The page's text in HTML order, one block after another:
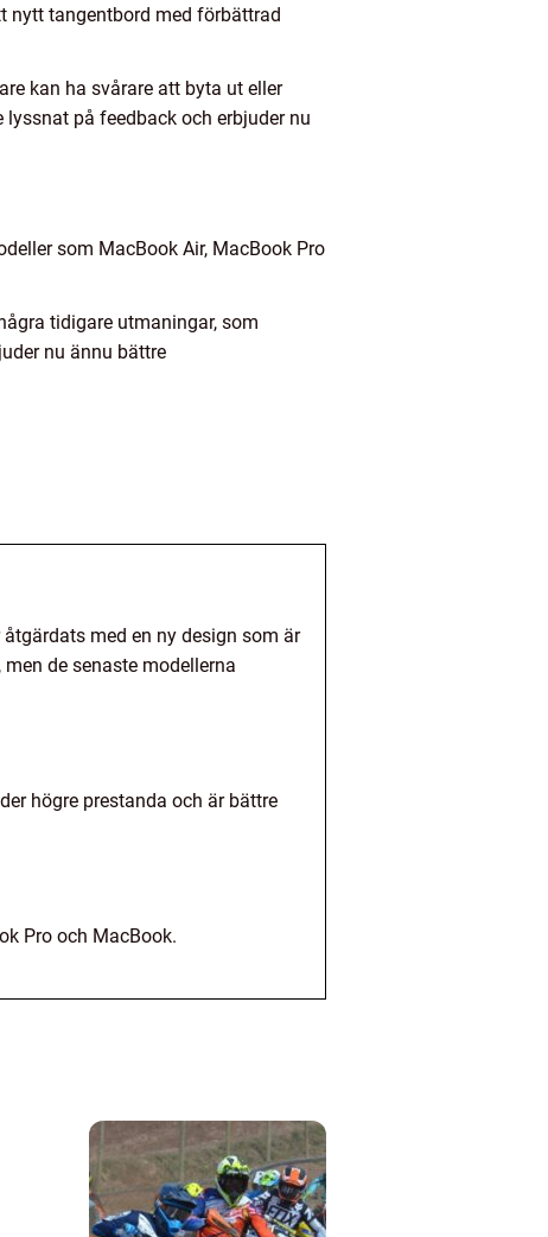
nytt tangentbord med förbättrad
kan ha svårare att byta ut eller
på feedback och erbjuder nu
som MacBook Air, MacBook Pro
tidigare utmaningar, som
nu ännu bättre
med en ny design som är
de senaste modellerna
högre prestanda och är bättre
Pro och MacBook.